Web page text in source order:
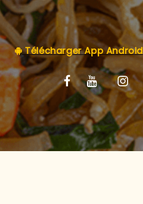
Télécharger App Android